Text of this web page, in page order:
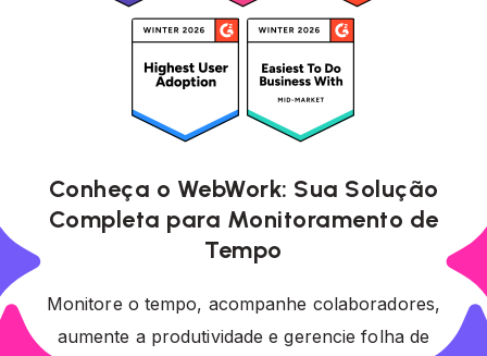
Conheça o WebWork: Sua Solução
Completa para Monitoramento de
Tempo
Monitore o tempo, acompanhe colaboradores,
aumente a produtividade e gerencie folha de